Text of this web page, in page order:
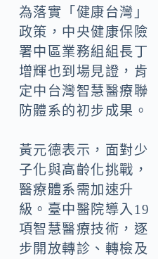
為落實「健康台灣」
政策，中央健康保險
署中區業務組組長丁
增輝也到場見證，肯
定中台灣智慧醫療聯
防體系的初步成果。
黃元德表示，面對少
子化與高齡化挑戰，
醫療體系需加速升
級。臺中醫院導入19
項智慧醫療技術，逐
步開放轉診、轉檢及